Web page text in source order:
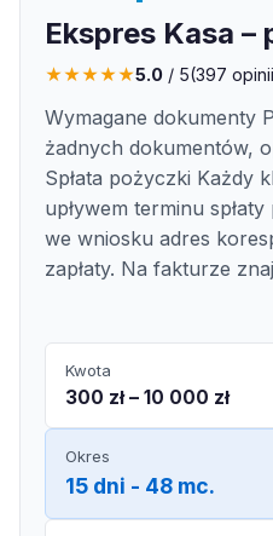
Ekspres Kasa
★★★★★5.0 / 5(397
Wymagane dokumenty
żadnych dokumentów,
Spłata pożyczki Każdy
upływem terminu
we wniosku adres
zapłaty. Na fakturze
Kwota
300 zł – 10 000 zł
Okres
15 dni - 48 mc.